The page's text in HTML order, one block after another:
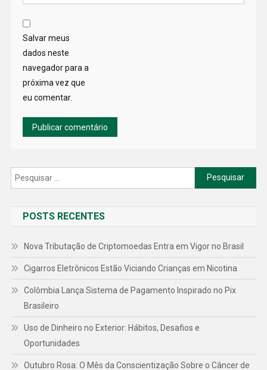
Salvar meus
dados neste
navegador para a
próxima vez que
eu comentar.
Pesquisar
por:
POSTS RECENTES
Nova Tributação de Criptomoedas Entra em Vigor no Brasil
Cigarros Eletrônicos Estão Viciando Crianças em Nicotina
Colômbia Lança Sistema de Pagamento Inspirado no Pix
Brasileiro
Uso de Dinheiro no Exterior: Hábitos, Desafios e
Oportunidades
Outubro Rosa: O Mês da Conscientização Sobre o Câncer de